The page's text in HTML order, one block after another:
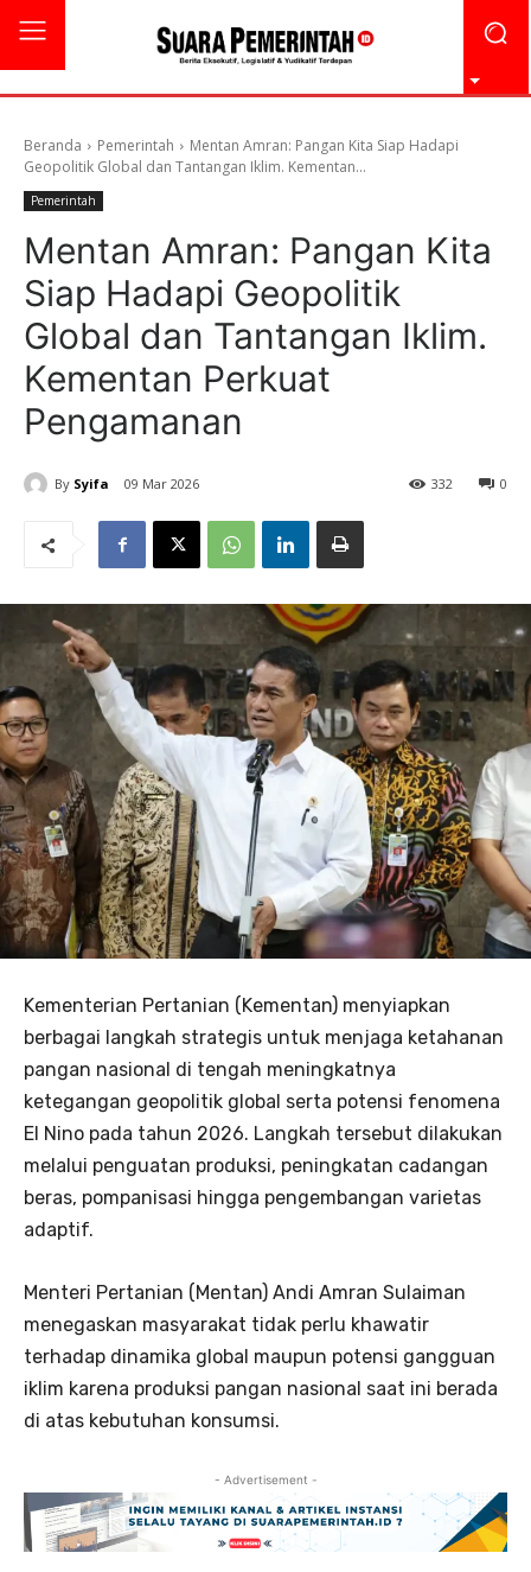
Beranda Pemerintah
Mentan Amran: Pangan Kita Siap Hadapi
Geopolitik Global dan Tantangan Iklim. Kementan...
Pemerintah
Mentan Amran: Pangan Kita
Siap Hadapi Geopolitik
Global dan Tantangan Iklim.
Kementan Perkuat
Pengamanan
By Syifa 09 Mar 2026 0
332
Kementerian Pertanian (Kementan) menyiapkan
berbagai langkah strategis untuk menjaga ketahanan
pangan nasional di tengah meningkatnya
ketegangan geopolitik global serta potensi fenomena
El Nino pada tahun 2026. Langkah tersebut dilakukan
melalui penguatan produksi, peningkatan cadangan
beras, pompanisasi hingga pengembangan varietas
adaptif.
Menteri Pertanian (Mentan) Andi Amran Sulaiman
menegaskan masyarakat tidak perlu khawatir
terhadap dinamika global maupun potensi gangguan
iklim karena produksi pangan nasional saat ini berada
di atas kebutuhan konsumsi.
- Advertisement -